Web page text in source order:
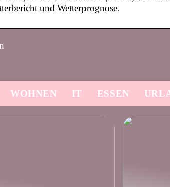
und Wetterprognose.
WOHNEN IT ESSEN